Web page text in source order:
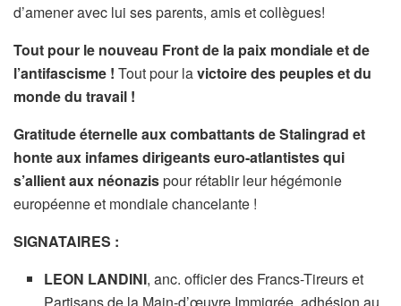
d’amener avec lui ses parents, amis et collègues!
Tout pour le nouveau Front de la paix mondiale et de
l’antifascisme ! Tout pour lavictoire des peuples et du
monde du travail !
Gratitude éternelle aux combattants de Stalingrad et
honte aux infames dirigeants euro-atlantistes qui
s’allient aux néonazispour rétablir leur hégémonie
européenne et mondiale chancelante !
SIGNATAIRES :
LEON LANDINI, anc. officier des Francs-Tireurs et
Partisans de la Main-d’œuvre Immigrée, adhésion au